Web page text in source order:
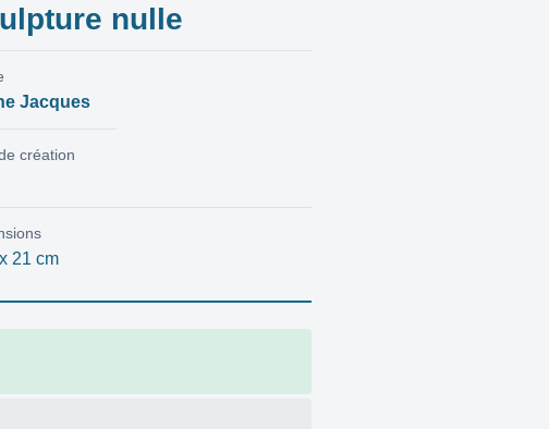
nulle
Jacques
création
21 cm